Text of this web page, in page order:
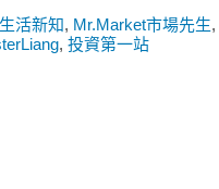
生活新知, Mr.Market市場先生,
, 投資第一站